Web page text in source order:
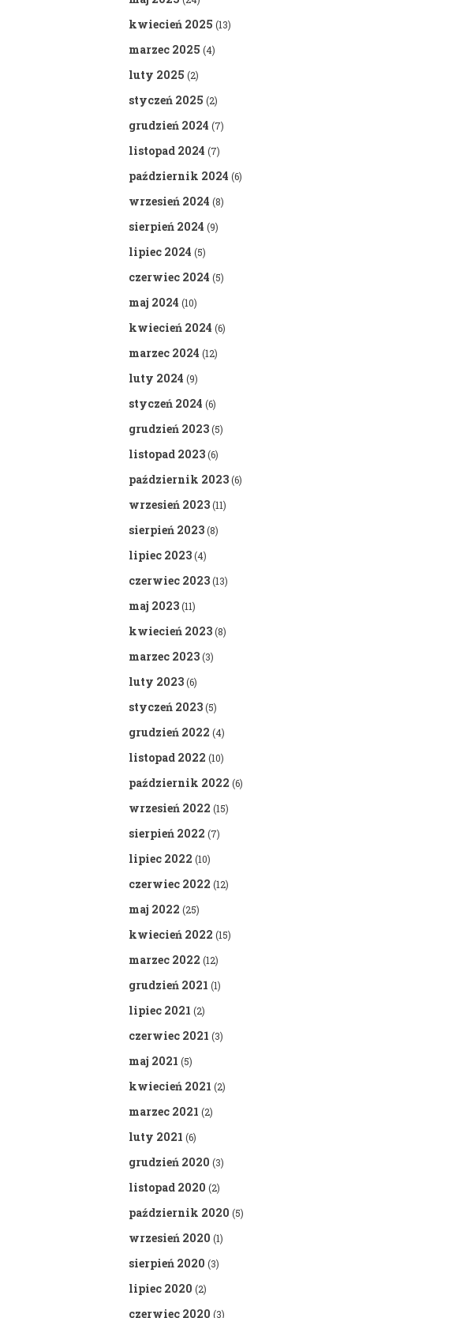
kwiecień 2025 (13)
marzec 2025 (4)
luty 2025 (2)
styczeń 2025 (2)
grudzień 2024 (7)
listopad 2024 (7)
październik 2024 (6)
wrzesień 2024 (8)
sierpień 2024 (9)
lipiec 2024 (5)
czerwiec 2024 (5)
maj 2024 (10)
kwiecień 2024 (6)
marzec 2024 (12)
luty 2024 (9)
styczeń 2024 (6)
grudzień 2023(5)
listopad 2023(6)
październik 2023(6)
wrzesień 2023(11)
sierpień 2023(8)
lipiec 2023(4)
czerwiec 2023(13)
maj 2023(11)
kwiecień 2023(8)
marzec 2023(3)
luty 2023(6)
styczeń 2023(5)
grudzień 2022 (4)
listopad 2022 (10)
październik 2022 (6)
wrzesień 2022 (15)
sierpień 2022 (7)
lipiec 2022 (10)
czerwiec 2022 (12)
maj 2022 (25)
kwiecień 2022 (15)
marzec 2022 (12)
grudzień 2021 (1)
lipiec 2021 (2)
czerwiec 2021 (3)
maj 2021 (5)
kwiecień 2021 (2)
marzec 2021 (2)
luty 2021 (6)
grudzień 2020 (3)
listopad 2020 (2)
październik 2020 (5)
wrzesień 2020 (1)
sierpień 2020 (3)
lipiec 2020 (2)
czerwiec 2020 (3)